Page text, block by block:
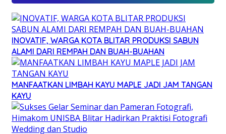
INOVATIF, WARGA KOTA BLITAR PRODUKSI SABUN
ALAMI DARI REMPAH DAN BUAH-BUAHAN
MANFAATKAN LIMBAH KAYU MAPLE JADI JAM TANGAN
KAYU